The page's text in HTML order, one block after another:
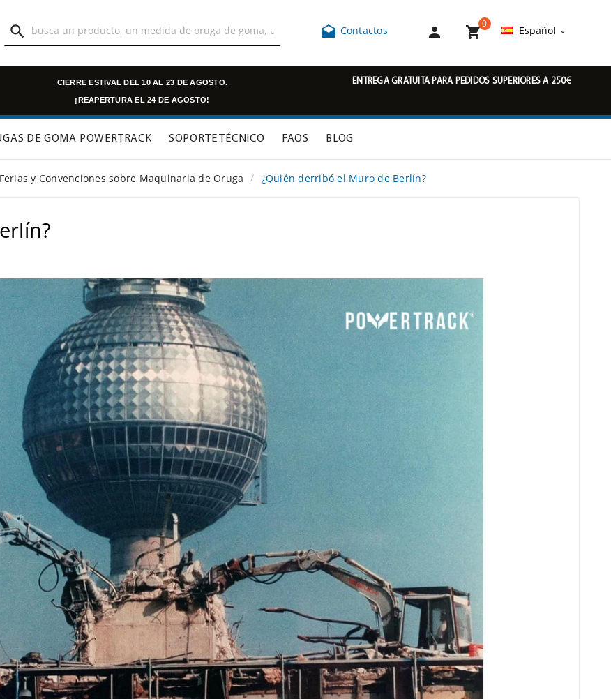
  Contactos  
0
Español 
CIERRE ESTIVAL DEL 10 AL 23 DE AGOSTO.
¡REAPERTURA EL 24 DE AGOSTO!
ENTREGA GRATUITA PARA PEDIDOS SUPERIORES A 250€
DE GOMA POWERTRACK SOPORTE TÉCNICO FAQS BLOG
y Convenciones sobre Maquinaria de Oruga ¿Quién derribó el Muro de Berlín?